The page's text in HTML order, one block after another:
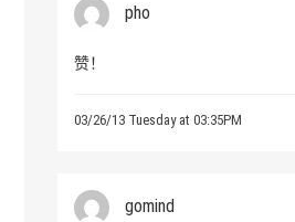
pho
赞！
03/26/13 Tuesday at 03:35PM
gomind